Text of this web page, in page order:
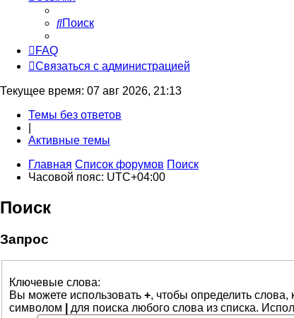
Поиск
FAQ
Связаться с администрацией
Текущее время: 07 авг 2026, 21:13
Темы без ответов
Активные темы
Главная Список форумов Поиск
Часовой пояс: UTC+04:00
Поиск
Запрос
Ключевые слова:
Вы можете использовать +, чтобы определить
символом
для поиска любого слова из списка.